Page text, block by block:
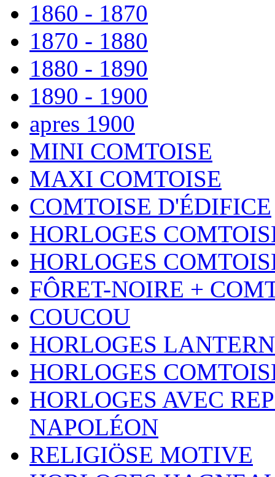
1860 - 1870
1870 - 1880
1880 - 1890
1890 - 1900
apres 1900
MINI COMTOISE
MAXI COMTOISE
COMTOISE D'ÉDIFICE
HORLOGES
HORLOGES
FÔRET-NOIRE +
COUCOU
HORLOGES
HORLOGES
HORLOGES AVEC
NAPOLÉON
RELIGIÖSE MOTIVE